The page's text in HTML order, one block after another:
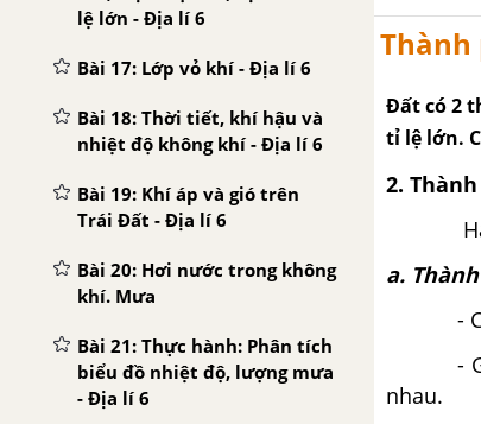
lệ lớn - Địa lí 6
Bài 17: Lớp vỏ khí - Địa lí 6
Bài 18: Thời tiết, khí hậu và
nhiệt độ không khí - Địa lí 6
Bài 19: Khí áp và gió trên
Trái Đất - Địa lí 6
Bài 20: Hơi nước trong không
khí. Mưa
Bài 21: Thực hành: Phân tích
biểu đồ nhiệt độ, lượng mưa
- Địa lí 6
Thành
Đất có 2
tỉ lệ lớn.
2.
Hai
a.
-
-
nhau.